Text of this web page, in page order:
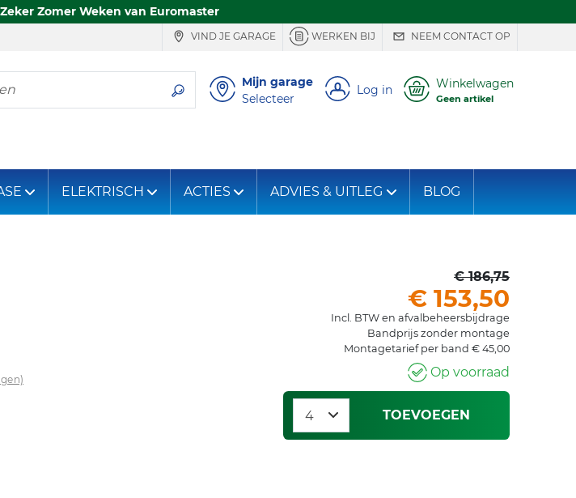
Zomer Weken van Euromaster
VIND JE GARAGE WERKEN BIJ NEEM CONTACT OP
Mijn garage
Selecteer
Log in Winkelwagen
Geen artikel
ELEKTRISCH ACTIES ADVIES & UITLEG BLOG
€ 186,75
€ 153,50
Incl. BTW en afvalbeheersbijdrage
Bandprijs zonder montage
Montagetarief per band € 45,00
Op voorraad
TOEVOEGEN